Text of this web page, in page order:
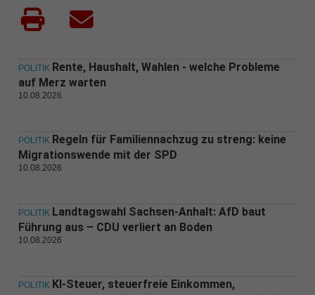
POLITIK Rente, Haushalt, Wahlen - welche Probleme
auf Merz warten
10.08.2026
POLITIK Regeln für Familiennachzug zu streng: keine
Migrationswende mit der SPD
10.08.2026
POLITIK Landtagswahl Sachsen-Anhalt: AfD baut
Führung aus – CDU verliert an Boden
10.08.2026
POLITIK KI-Steuer, steuerfreie Einkommen,